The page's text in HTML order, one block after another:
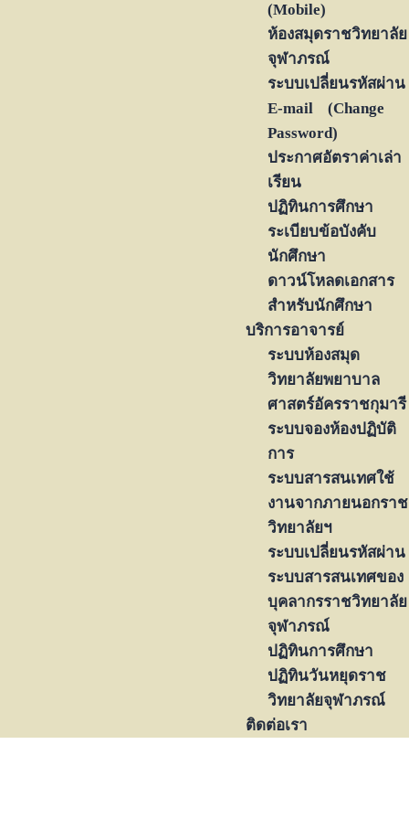
(Mobile)
ห้องสมุดราชวิทยาลัย
จุฬาภรณ์
ระบบเปลี่ยนรหัสผ่าน
E-mail (Change
Password)
ประกาศอัตราค่าเล่า
เรียน
ปฏิทินการศึกษา
ระเบียบข้อบังคับ
นักศึกษา
ดาวน์โหลดเอกสาร
สำหรับนักศึกษา
บริการอาจารย์
ระบบห้องสมุด
วิทยาลัยพยาบาล
ศาสตร์อัครราชกุมารี
ระบบจองห้องปฏิบัติ
การ
ระบบสารสนเทศใช้
งานจากภายนอกราช
วิทยาลัยฯ
ระบบเปลี่ยนรหัสผ่าน
ระบบสารสนเทศของ
บุคลากรราชวิทยาลัย
จุฬาภรณ์
ปฏิทินการศึกษา
ปฏิทินวันหยุดราช
วิทยาลัยจุฬาภรณ์
ติดต่อเรา